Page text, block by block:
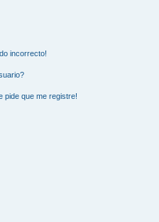
incorrecto!
pide que me registre!